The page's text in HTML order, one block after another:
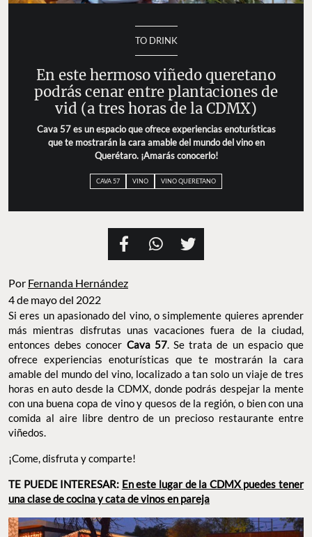
TO DRINK
En este hermoso viñedo queretano
podrás cenar entre plantaciones de
vid (a tres horas de la CDMX)
Cava 57 es un espacio que ofrece experiencias enoturísticas
que te mostrarán la cara amable del mundo del vino en
Querétaro. ¡Amarás conocerlo!
CAVA 57 VINO VINO QUERETANO
Por Fernanda Hernández
4 de mayo del 2022
Si eres un apasionado del vino, o simplemente quieres aprender
más mientras disfrutas unas vacaciones fuera de la ciudad,
entonces debes conocer Cava 57. Se trata de un espacio que
ofrece experiencias enoturísticas que te mostrarán la cara
amable del mundo del vino, localizado a tan solo un viaje de tres
horas en auto desde la CDMX, donde podrás despejar la mente
con una buena copa de vino y quesos de la región, o bien con una
comida al aire libre dentro de un precioso restaurante entre
viñedos.
¡Come, disfruta y comparte!
TE PUEDE INTERESAR: En este lugar de la CDMX puedes tener
una clase de cocina y cata de vinos en pareja